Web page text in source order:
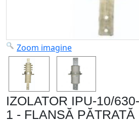
Zoom imagine
IZOLATOR IPU-10/
1 - FLANSĂ PĂTRATĂ